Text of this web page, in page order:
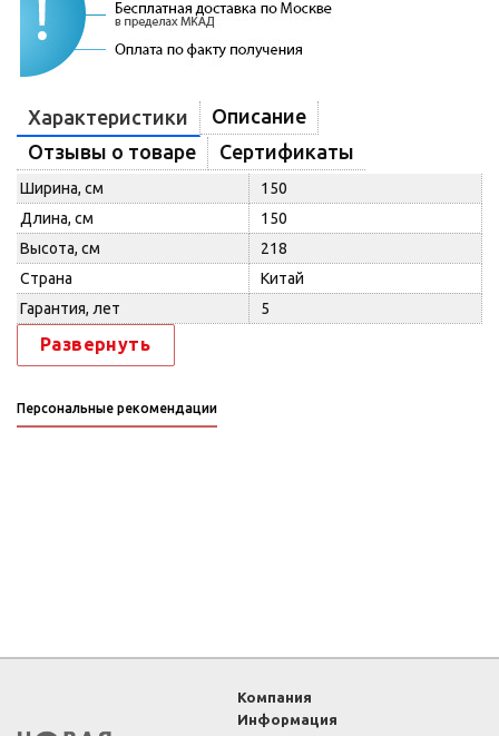
Характеристики
Описание
Отзывы о товаре
Сертификаты
Ширина, см
150
Длина, см
150
Высота, см
218
Страна
Китай
Гарантия, лет
5
Развернуть
Персональные рекомендации
Компания
Информация